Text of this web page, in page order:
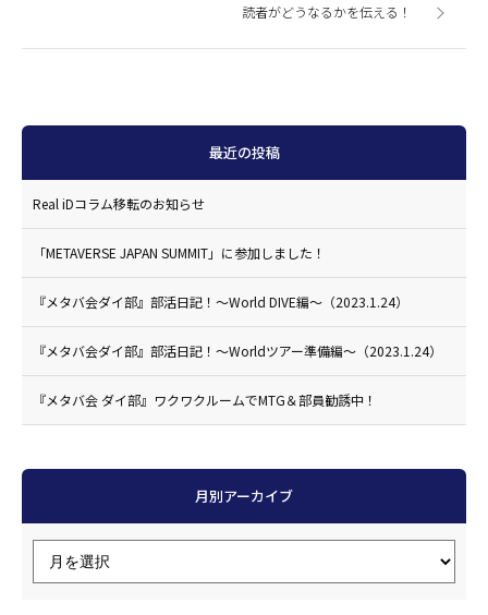
読者がどうなるかを伝える！
最近の投稿
Real iDコラム移転のお知らせ
「METAVERSE JAPAN SUMMIT」に参加しました！
『メタバ会ダイ部』部活日記！〜World DIVE編〜（2023.1.24）
『メタバ会ダイ部』部活日記！〜Worldツアー準備編〜（2023.1.24）
『メタバ会 ダイ部』ワクワクルームでMTG＆部員勧誘中！
月別アーカイブ